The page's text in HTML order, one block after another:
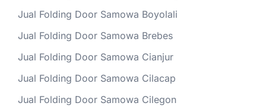
Jual Folding Door Samowa Boyolali
Jual Folding Door Samowa Brebes
Jual Folding Door Samowa Cianjur
Jual Folding Door Samowa Cilacap
Jual Folding Door Samowa Cilegon